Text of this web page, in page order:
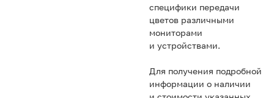
специфики передачи
цветов различными
мониторами
и устройствами.
Для получения подробной
информации о наличии